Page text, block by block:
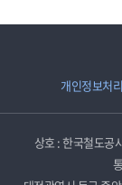
개인정보처
상호 : 한국철도공